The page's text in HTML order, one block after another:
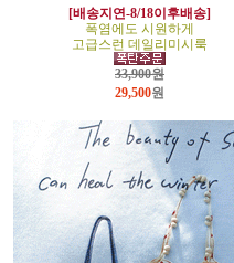
[배송지연-8/18이후배송]
폭염에도 시원하게
고급스런 데일리미시룩
33,900원
29,500원